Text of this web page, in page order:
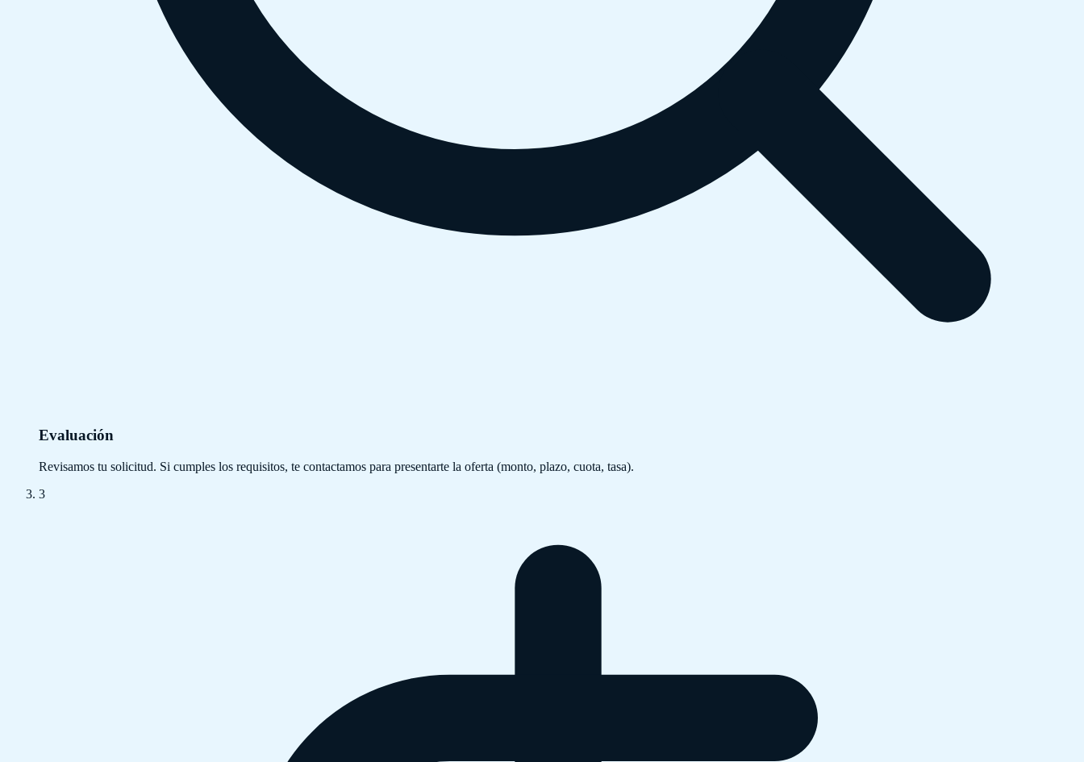
Evaluación
Revisamos tu solicitud. Si cumples los requisitos, te contactamos para presentarte la oferta (monto, plazo, cuota, tasa).
3